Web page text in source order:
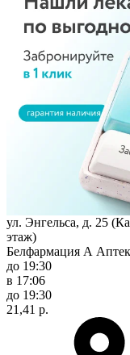
ул. Энгельса, д. 25
этаж)
Белфармация А
до 19:30
в 17:06
до 19:30
21,41 р.